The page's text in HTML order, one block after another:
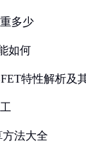
多少
如何
特性解析及
方法大全